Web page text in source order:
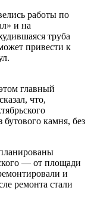
работы по
и на
труба
привести к
главный
что,
камня, без
— от площади
и
ремонта стали